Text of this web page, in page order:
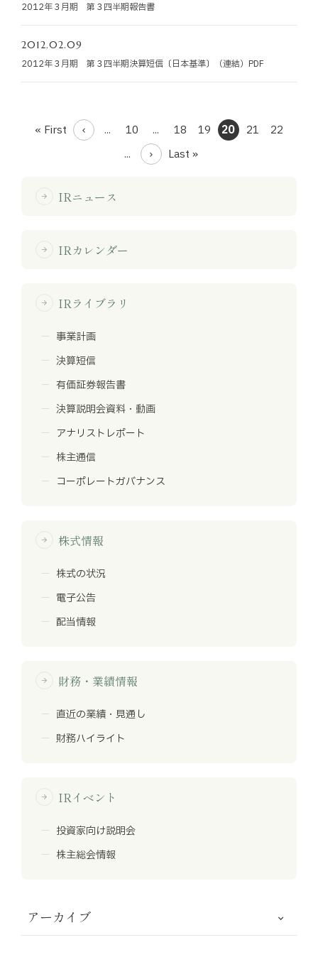
2012年３月期 第３四半期報告書
2012.02.09
2012年３月期 第３四半期決算短信〔日本基準〕（連結）PDF
« First ... 10 ... 18 19 20 21
22
...
Last »
arrow_forward IRニュース
arrow_forward IRカレンダー
arrow_forward IRライブラリ
事業計画
決算短信
有価証券報告書
決算説明会資料・動画
アナリストレポート
株主通信
コーポレートガバナンス
arrow_forward 株式情報
株式の状況
電子公告
配当情報
arrow_forward 財務・業績情報
直近の業績・見通し
財務ハイライト
arrow_forward IRイベント
投資家向け説明会
株主総会情報
アーカイブ